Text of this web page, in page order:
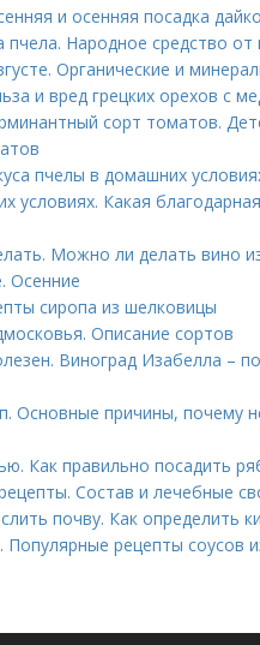
и осенняя посадка
Народное средство от
Органические и
и вред грецких орехов с
сорт томатов.
пчелы в домашних
условиях. Какая
Можно ли делать вино
Осенние
сиропа из шелковицы
Описание сортов
Виноград Изабелла –
Основные причины, почему
Как правильно посадить
Состав и лечебные
почву. Как определить
Популярные рецепты соусов